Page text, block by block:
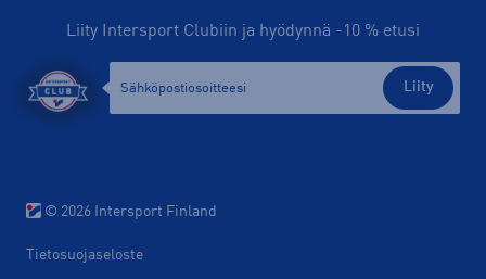
Liity Intersport Clubiin ja hyödynnä -10 % etusi
Liity
© 2026 Intersport Finland
Tietosuojaseloste